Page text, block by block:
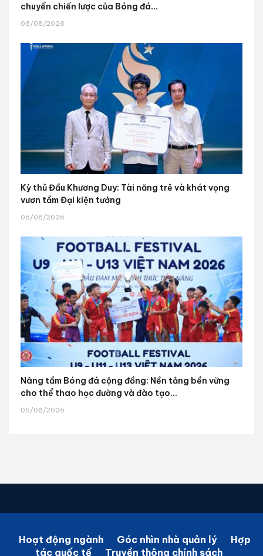
chuyển chiến lược của Bóng đá...
06/08/2026
Kỳ thủ Đầu Khương Duy: Tài năng trẻ và khát vọng
vươn tầm Đại kiện tướng
06/08/2026
Nâng tầm Bóng đá cộng đồng: Nền tảng bền vững
cho thể thao học đường và đào tạo...
05/08/2026
Hoạt động ngành Góc nhìn nhà quản lý
Hợp
tác quốc tế
Truyền thông chính sách